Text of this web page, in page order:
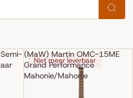
(MaW) Martin OMC-15ME
Grand Performance
Mahonie/Mahonie
Niet meer leverbaar